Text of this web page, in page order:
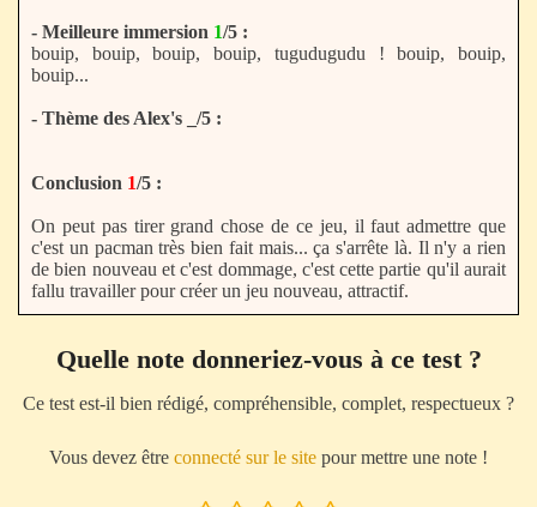
- Meilleure immersion 1/5 :
bouip, bouip, bouip, bouip, tugudugudu ! bouip, bouip,
bouip...
- Thème des Alex's _/5 :
Conclusion 1/5 :
On peut pas tirer grand chose de ce jeu, il faut admettre que
c'est un pacman très bien fait mais... ça s'arrête là. Il n'y a rien
de bien nouveau et c'est dommage, c'est cette partie qu'il aurait
fallu travailler pour créer un jeu nouveau, attractif.
Quelle note donneriez-vous à ce test ?
Ce test est-il bien rédigé, compréhensible, complet, respectueux ?
Vous devez être connecté sur le site pour mettre une note !